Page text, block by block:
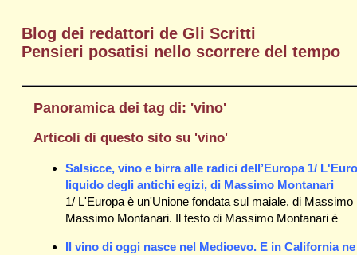
Blog dei redattori de Gli Scritti
Pensieri posatisi nello scorrere del tempo
Panoramica dei tag di: 'vino'
Articoli di questo sito su 'vino'
Salsicce, vino e birra alle radici dell’Europa 1/
liquido degli antichi egizi, di Massimo Montanari
1/ L'Europa è un'Unione fondata sul maiale, di
Massimo Montanari. Il testo di Massimo Montanari è
Il vino di oggi nasce nel Medioevo. E in California